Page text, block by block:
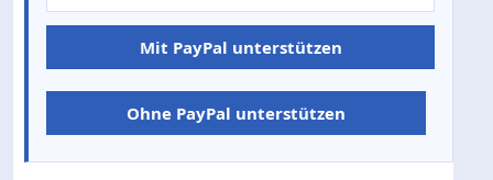
Mit PayPal unterstützen
Ohne PayPal unterstützen